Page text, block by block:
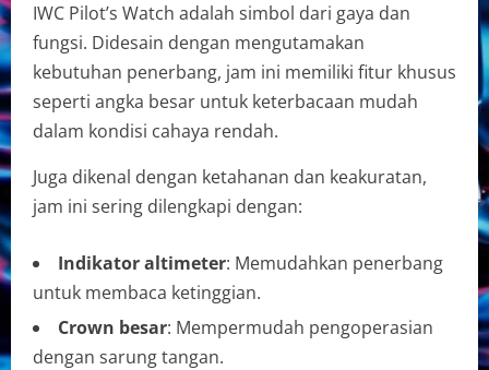
IWC Pilot’s Watch adalah simbol dari gaya dan
fungsi. Didesain dengan mengutamakan
kebutuhan penerbang, jam ini memiliki fitur khusus
seperti angka besar untuk keterbacaan mudah
dalam kondisi cahaya rendah.
Juga dikenal dengan ketahanan dan keakuratan,
jam ini sering dilengkapi dengan:
Indikator altimeter: Memudahkan penerbang
untuk membaca ketinggian.
Crown besar: Mempermudah pengoperasian
dengan sarung tangan.